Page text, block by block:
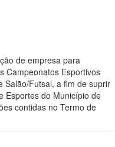
de empresa para
Campeonatos Esportivos
Salão/Futsal, a fim de suprir
Esportes do Município de
contidas no Termo de